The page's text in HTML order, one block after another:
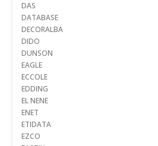
DAS
DATABASE
DECORALBA
DIDO
DUNSON
EAGLE
ECCOLE
EDDING
EL NENE
ENET
ETIDATA
EZCO